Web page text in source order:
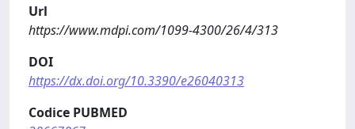
Url
https://www.mdpi.com/1099-4300/26/4/313
DOI
https://dx.doi.org/10.3390/e26040313
Codice PUBMED